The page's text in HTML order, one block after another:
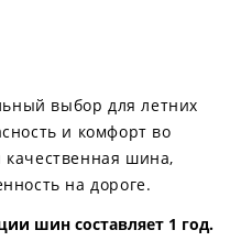
выбор для летних
и комфорт во
шина,
на дороге.
шин составляет 1 год.